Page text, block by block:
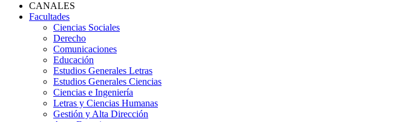
CANALES
Facultades
Ciencias Sociales
Derecho
Comunicaciones
Educación
Estudios Generales Letras
Estudios Generales Ciencias
Ciencias e Ingeniería
Letras y Ciencias Humanas
Gestión y Alta Dirección